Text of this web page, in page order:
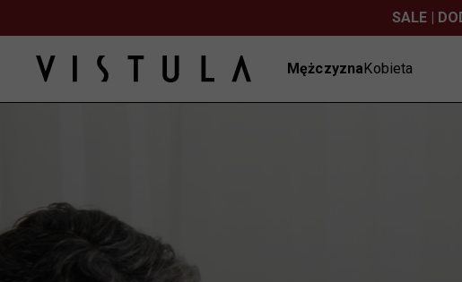
SALE | KOSZULE,
MężczyznaKobieta